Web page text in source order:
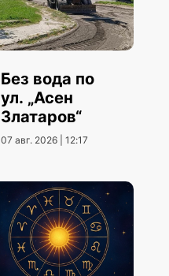
Без вода по
ул. „Асен
Златаров“
07 авг. 2026 | 12:17